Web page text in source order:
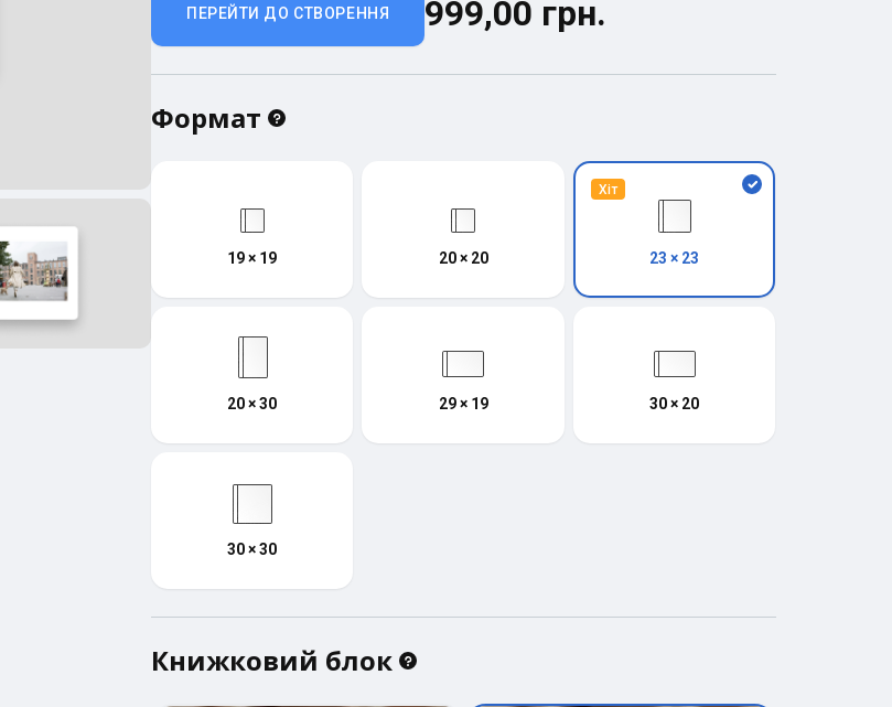
ПЕРЕЙТИ ДО СТВОРЕННЯ 999,00 грн.
Формат
19 × 19 20 × 20
Хіт
23 × 23
20 × 30 29 × 19 30 × 20
30 × 30
Книжковий блок